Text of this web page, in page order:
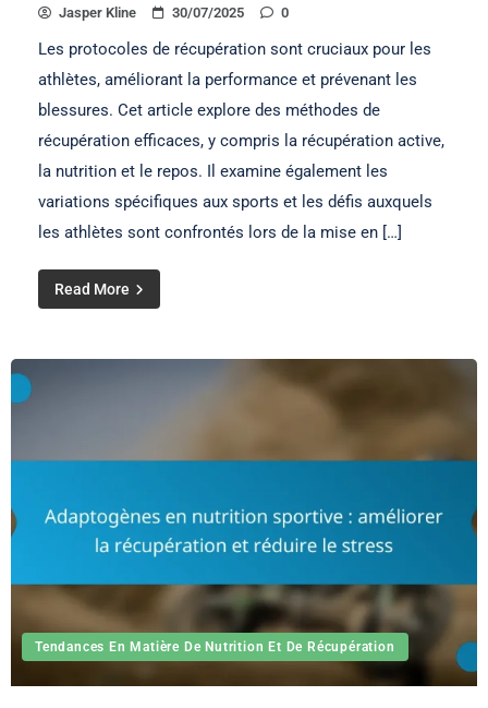
Jasper Kline 30/07/2025 0
Les protocoles de récupération sont cruciaux pour les
athlètes, améliorant la performance et prévenant les
blessures. Cet article explore des méthodes de
récupération efficaces, y compris la récupération active,
la nutrition et le repos. Il examine également les
variations spécifiques aux sports et les défis auxquels
les athlètes sont confrontés lors de la mise en […]
Read More
Tendances En Matière De Nutrition Et De Récupération